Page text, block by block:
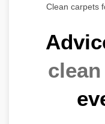
Clean carpets